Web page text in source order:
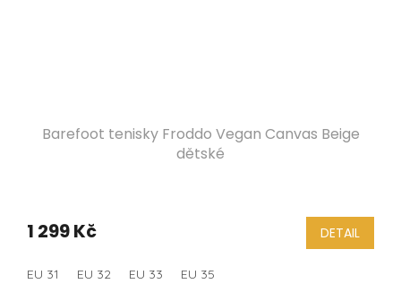
Barefoot tenisky Froddo Vegan Canvas Beige
dětské
1 299 Kč DETAIL
EU 31 EU 32 EU 33 EU 35